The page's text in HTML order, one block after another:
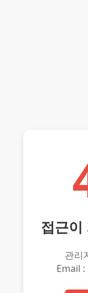
접근이
관리
Email